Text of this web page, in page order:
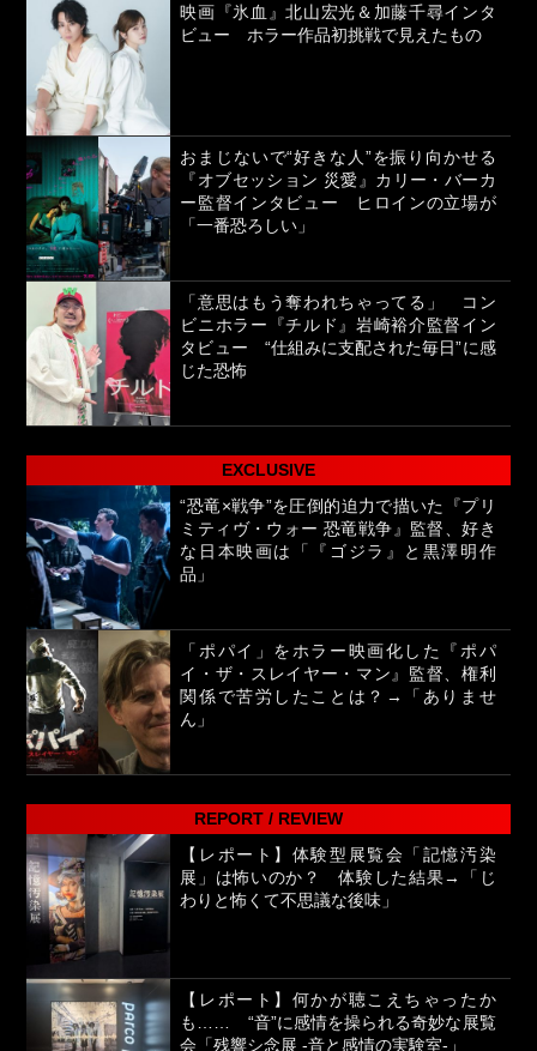
映画『氷血』北山宏光＆加藤千尋インタ
ビュー ホラー作品初挑戦で見えたもの
おまじないで“好きな人”を振り向かせる
『オブセッション 災愛』カリー・バーカ
ー監督インタビュー ヒロインの立場が
「一番恐ろしい」
「意思はもう奪われちゃってる」 コン
ビニホラー『チルド』岩崎裕介監督イン
タビュー “仕組みに支配された毎日”に感
じた恐怖
EXCLUSIVE
“恐竜×戦争”を圧倒的迫力で描いた『プリ
ミティヴ・ウォー 恐竜戦争』監督、好き
な日本映画は「『ゴジラ』と黒澤明作
品」
「ポパイ」をホラー映画化した『ポパ
イ・ザ・スレイヤー・マン』監督、権利
関係で苦労したことは？→「ありませ
ん」
REPORT / REVIEW
【レポート】体験型展覧会「記憶汚染
展」は怖いのか？ 体験した結果→「じ
わりと怖くて不思議な後味」
【レポート】何かが聴こえちゃったか
も…… “音”に感情を操られる奇妙な展覧
会「残響シ念展 -⾳と感情の実験室-」